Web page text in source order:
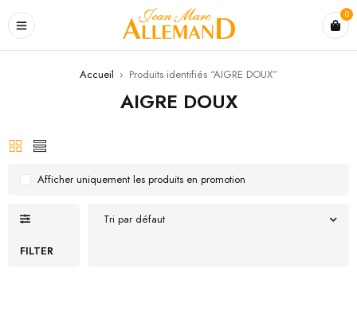
0
Accueil › Produits identifiés “AIGRE DOUX”
AIGRE DOUX
FILTER
Tri par défaut
Afficher uniquement les produits en promotion